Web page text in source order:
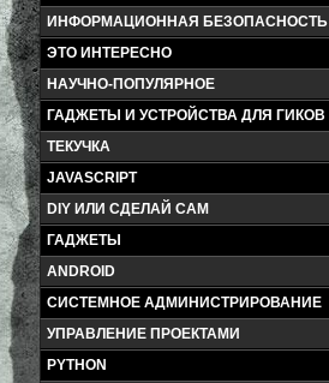
ИНФОРМАЦИОННАЯ БЕЗОПАСНОСТЬ
ЭТО ИНТЕРЕСНО
НАУЧНО-ПОПУЛЯРНОЕ
ГАДЖЕТЫ И УСТРОЙСТВА ДЛЯ ГИКОВ
ТЕКУЧКА
JAVASCRIPT
DIY ИЛИ СДЕЛАЙ САМ
ГАДЖЕТЫ
ANDROID
СИСТЕМНОЕ АДМИНИСТРИРОВАНИЕ
УПРАВЛЕНИЕ ПРОЕКТАМИ
PYTHON